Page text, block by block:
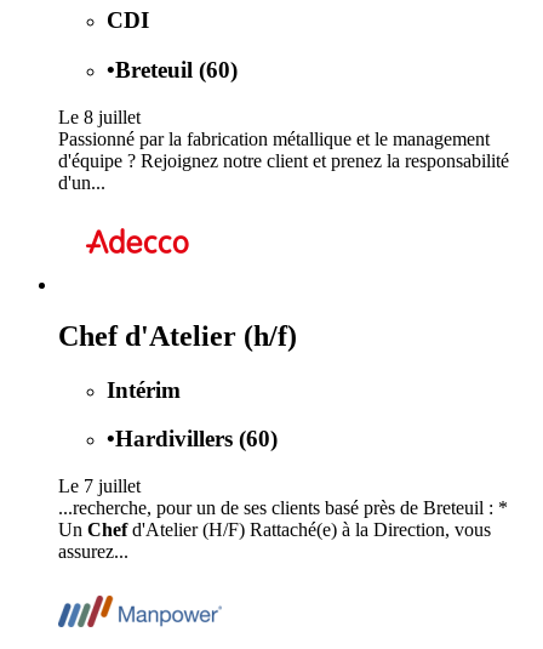
CDI
•Breteuil (60)
Le 8 juillet
Passionné par la fabrication métallique et le management
d'équipe ? Rejoignez notre client et prenez la responsabilité
d'un...
Chef d'Atelier (h/f)
Intérim
•Hardivillers (60)
Le 7 juillet
...recherche, pour un de ses clients basé près de Breteuil : *
Un Chefd'Atelier (H/F) Rattaché(e) à la Direction, vous
assurez...